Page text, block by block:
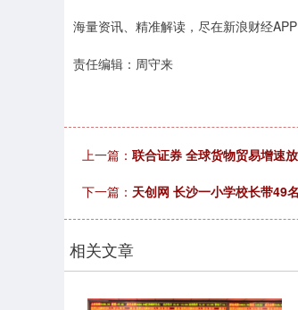
海量资讯、精准解读，尽在新浪财经APP
责任编辑：周守来
上一篇： 联合证券 全球货物贸易增速
下一篇： 天创网 长沙一小学校长带49
相关文章